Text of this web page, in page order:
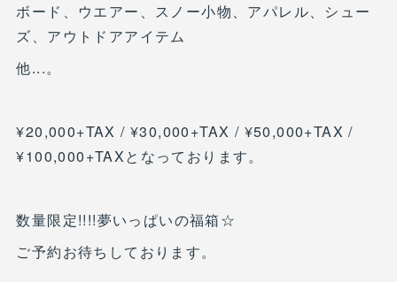
ボード、ウエアー、スノー小物、アパレル、シュー
ズ、アウトドアアイテム
他...。
¥20,000+TAX / ¥30,000+TAX / ¥50,000+TAX /
¥100,000+TAXとなっております。
数量限定!!!!夢いっぱいの福箱☆
ご予約お待ちしております。